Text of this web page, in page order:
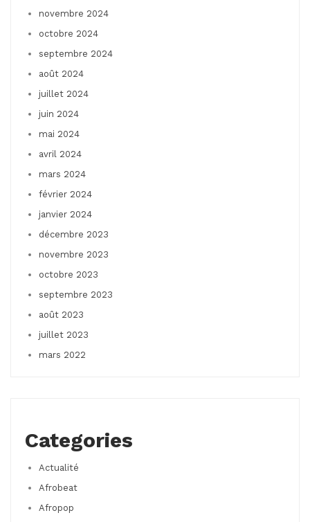
novembre 2024
octobre 2024
septembre 2024
août 2024
juillet 2024
juin 2024
mai 2024
avril 2024
mars 2024
février 2024
janvier 2024
décembre 2023
novembre 2023
octobre 2023
septembre 2023
août 2023
juillet 2023
mars 2022
Categories
Actualité
Afrobeat
Afropop